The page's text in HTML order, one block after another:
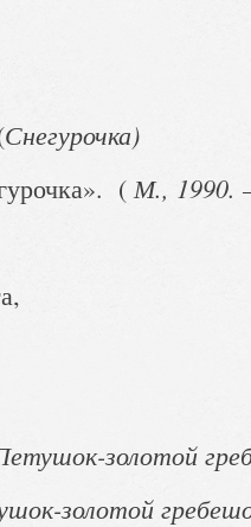
Снегурочка)
(М., 1990.
золотой
золотой